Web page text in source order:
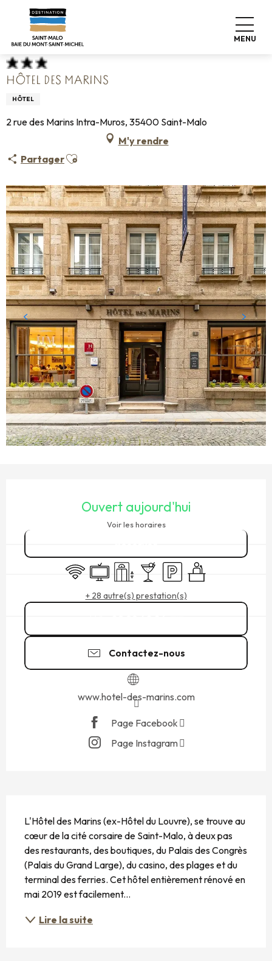
contenu
MENU
Accueil Poser ses valises
Hôtel des Marins
HÔTEL DES MARINS
HÔTEL
2 rue des Marins Intra-Muros, 35400 Saint-Malo
M'y rendre
PartagerAjouter aux favoris
Ouvert aujourd'hui
Voir les horaires
WiFi
TélévisionAscenseurBar / Buvette
Parking Séminaires
+ 28 autre(s) prestation(s)
Contactez-nous
www.hotel-des-marins.com
Page Facebook
Page Instagram
L'Hôtel des Marins (ex-Hôtel du Louvre), se trouve au
cœur de la cité corsaire de Saint-Malo, à deux pas
des restaurants, des boutiques, du Palais des Congrès
(Palais du Grand Large), du casino, des plages et du
terminal des ferries. Cet hôtel entièrement rénové en
mai 2019 est facilement...
Lire la suite